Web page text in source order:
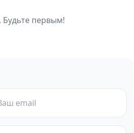
первым!